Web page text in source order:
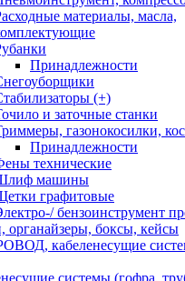
материалы, масла,
Принадлежности
(+)
и заточные станки
газонокосилки,
Принадлежности
технические
машины
графитовые
бензоинструмент
органайзеры, боксы, кейсы
кабеленесущие